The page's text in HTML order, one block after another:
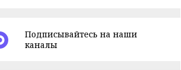
Подписывайтесь на наши
каналы